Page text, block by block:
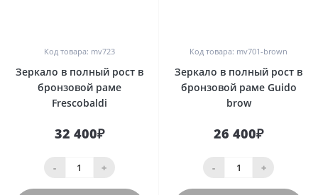
Код товара: mv723
Зеркало в полный рост в
бронзовой раме
Frescobaldi
32 400₽
- +
Код товара: mv701-brown
Зеркало в полный рост в
бронзовой раме Guido
brow
26 400₽
- +